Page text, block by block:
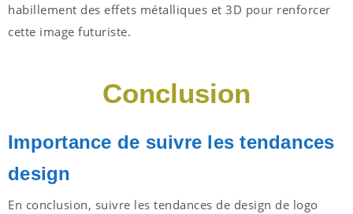
habillement des effets métalliques et 3D pour renforcer
cette image futuriste.
Conclusion
Importance de suivre les tendances
design
En conclusion, suivre les tendances de design de logo